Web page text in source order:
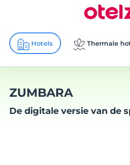
Hotels Thermale
ZUMBARA
De digitale versie van de